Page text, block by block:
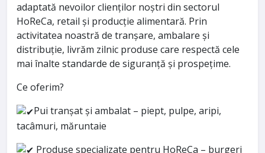
adaptată nevoilor clienților noștri din sectorul
HoReCa, retail și producție alimentară. Prin
activitatea noastră de tranșare, ambalare și
distribuție, livrăm zilnic produse care respectă cele
mai înalte standarde de siguranță și prospețime.
Ce oferim?
Pui tranșat și ambalat – piept, pulpe, aripi,
tacâmuri, măruntaie
Produse specializate pentru HoReCa – burgeri